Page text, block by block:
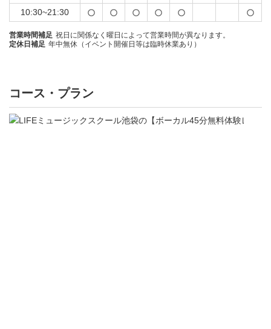
10:30~21:30
営業時間補足 祝日に関係なく曜日によって営業時間が異なります。
定休日補足 年中無休（イベント開催日等は臨時休業あり）
コース・プラン